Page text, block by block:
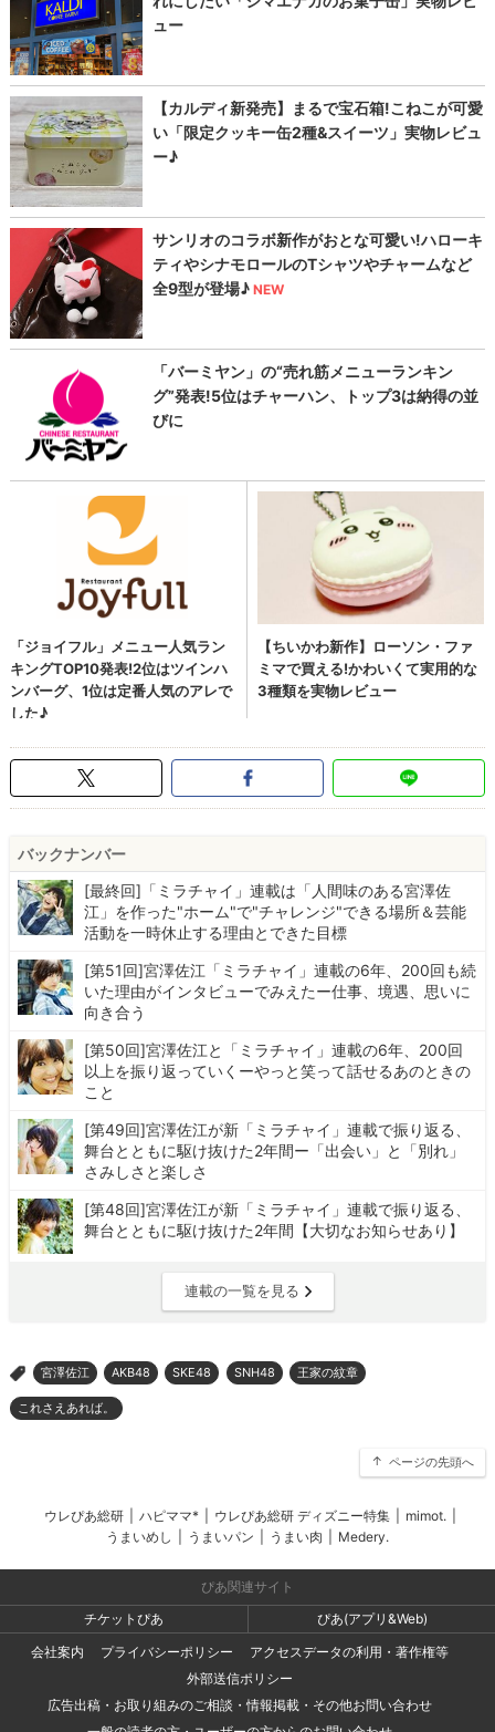
バックナンバー
[最終回]「ミラチャイ」連載は「人間味のある宮澤佐
江」を作った"ホーム"で"チャレンジ"できる場所＆芸能
活動を一時休止する理由とできた目標
[第51回]宮澤佐江「ミラチャイ」連載の6年、200回も続
いた理由がインタビューでみえたー仕事、境遇、思いに
向き合う
[第50回]宮澤佐江と「ミラチャイ」連載の6年、200回
以上を振り返っていくーやっと笑って話せるあのときの
こと
[第49回]宮澤佐江が新「ミラチャイ」連載で振り返る、
舞台とともに駆け抜けた2年間ー「出会い」と「別れ」
さみしさと楽しさ
[第48回]宮澤佐江が新「ミラチャイ」連載で振り返る、
舞台とともに駆け抜けた2年間【大切なお知らせあり】
連載の一覧を見る
> 宮澤佐江 AKB48 SKE48 SNH48 王家の紋章
これさえあれば。
ページの先頭へ
ウレぴあ総研 ハピママ* ウレぴあ総研 ディズニー特集 mimot.
うまいめし
うまいパン うまい肉 Medery.
ぴあ関連サイト
チケットぴあ
ぴあ(アプリ&Web)
会社案内
プライバシーポリシー
アクセスデータの利用・著作権等
外部送信ポリシー
広告出稿・お取り組みのご相談・情報掲載・その他お問い合わせ